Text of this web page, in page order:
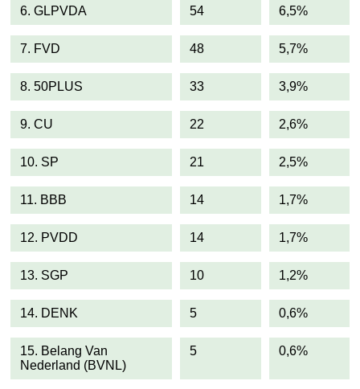
6. GLPVDA 54 6,5%
7. FVD 48 5,7%
8. 50PLUS 33 3,9%
9. CU 22 2,6%
10. SP 21 2,5%
11. BBB 14 1,7%
12. PVDD 14 1,7%
13. SGP 10 1,2%
14. DENK 5 0,6%
15. Belang Van
Nederland (BVNL)
5 0,6%